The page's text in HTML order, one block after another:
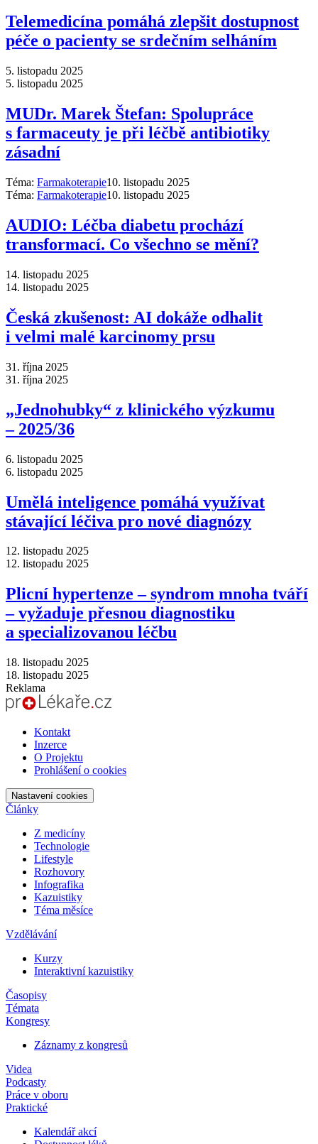
Telemedicína pomáhá zlepšit dostupnost
péče o pacienty se srdečním selháním
5. listopadu 2025
5. listopadu 2025
MUDr. Marek Štefan: Spolupráce
s farmaceuty je při léčbě antibiotiky
zásadní
Téma: Farmakoterapie10. listopadu 2025
Téma: Farmakoterapie10. listopadu 2025
AUDIO: Léčba diabetu prochází
transformací. Co všechno se mění?
14. listopadu 2025
14. listopadu 2025
Česká zkušenost: AI dokáže odhalit
i velmi malé karcinomy prsu
31. října 2025
31. října 2025
„Jednohubky“ z klinického výzkumu
–⁠ 2025/36
6. listopadu 2025
6. listopadu 2025
Umělá inteligence pomáhá využívat
stávající léčiva pro nové diagnózy
12. listopadu 2025
12. listopadu 2025
Plicní hypertenze –⁠ syndrom mnoha tváří
–⁠ vyžaduje přesnou diagnostiku
a specializovanou léčbu
18. listopadu 2025
18. listopadu 2025
Reklama
Kontakt
Inzerce
O Projektu
Prohlášení o cookies
Nastavení cookies
Články
Z medicíny
Technologie
Lifestyle
Rozhovory
Infografika
Kazuistiky
Téma měsíce
Vzdělávání
Kurzy
Interaktivní kazuistiky
Časopisy
Témata
Kongresy
Záznamy z kongresů
Videa
Podcasty
Práce v oboru
Praktické
Kalendář akcí